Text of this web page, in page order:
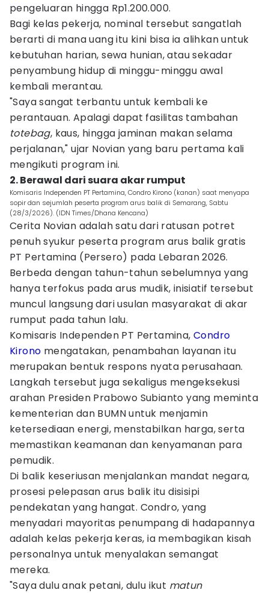
pengeluaran hingga Rp1.200.000.
Bagi kelas pekerja, nominal tersebut sangatlah
berarti di mana uang itu kini bisa ia alihkan untuk
kebutuhan harian, sewa hunian, atau sekadar
penyambung hidup di minggu-minggu awal
kembali merantau.
"Saya sangat terbantu untuk kembali ke
perantauan. Apalagi dapat fasilitas tambahan
totebag, kaus, hingga jaminan makan selama
perjalanan," ujar Novian yang baru pertama kali
mengikuti program ini.
2. Berawal dari suara akar rumput
Komisaris Independen PT Pertamina, Condro Kirono (kanan) saat menyapa
sopir dan sejumlah peserta program arus balik di Semarang, Sabtu
(28/3/2026). (IDN Times/Dhana Kencana)
Cerita Novian adalah satu dari ratusan potret
penuh syukur peserta program arus balik gratis
PT Pertamina (Persero) pada Lebaran 2026.
Berbeda dengan tahun-tahun sebelumnya yang
hanya terfokus pada arus mudik, inisiatif tersebut
muncul langsung dari usulan masyarakat di akar
rumput pada tahun lalu.
Komisaris Independen PT Pertamina, Condro
Kirono mengatakan, penambahan layanan itu
merupakan bentuk respons nyata perusahaan.
Langkah tersebut juga sekaligus mengeksekusi
arahan Presiden Prabowo Subianto yang meminta
kementerian dan BUMN untuk menjamin
ketersediaan energi, menstabilkan harga, serta
memastikan keamanan dan kenyamanan para
pemudik.
Di balik keseriusan menjalankan mandat negara,
prosesi pelepasan arus balik itu disisipi
pendekatan yang hangat. Condro, yang
menyadari mayoritas penumpang di hadapannya
adalah kelas pekerja keras, ia membagikan kisah
personalnya untuk menyalakan semangat
mereka.
"Saya dulu anak petani, dulu ikut matun